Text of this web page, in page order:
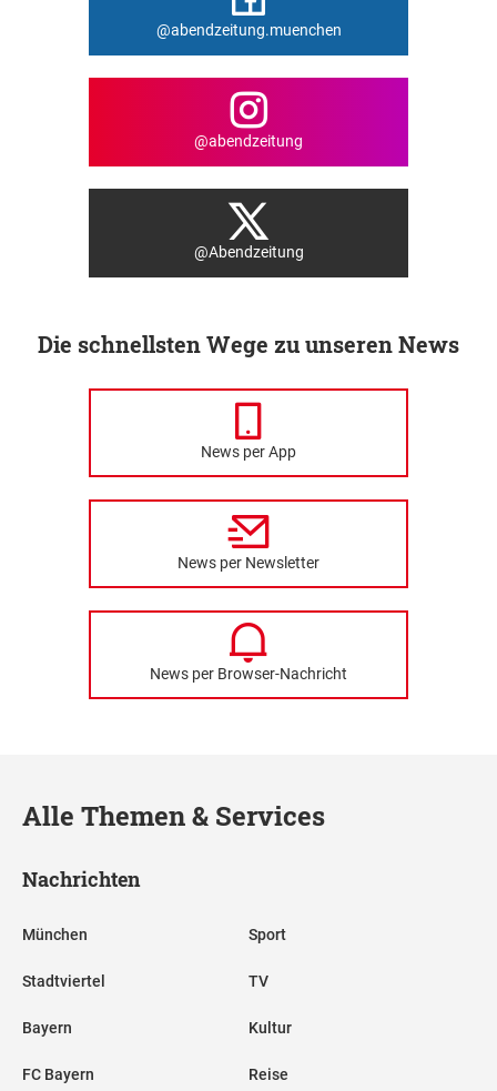
@abendzeitung.muenchen
@abendzeitung
@Abendzeitung
Die schnellsten Wege zu unseren News
News per App
News per Newsletter
News per Browser-Nachricht
Alle Themen & Services
Nachrichten
München
Stadtviertel
Bayern
FC Bayern
Sport
TV
Kultur
Reise